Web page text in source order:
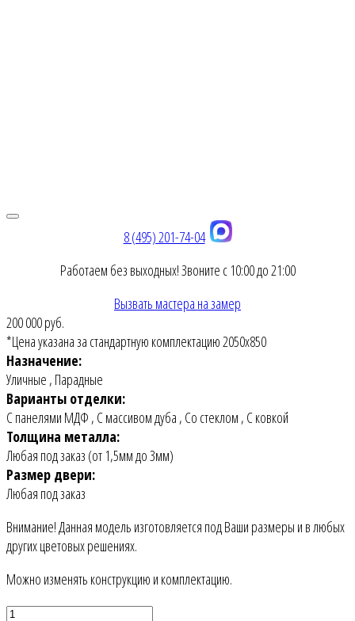
8 (495) 201-74-04
Работаем без выходных! Звоните с 10:00 до 21:00
Вызвать мастера на замер
200 000 руб.
*Цена указана за стандартную комплектацию 2050х850
Назначение:
Уличные , Парадные
Варианты отделки:
С панелями МДФ , С массивом дуба , Со стеклом , С ковкой
Толщина металла:
Любая под заказ (от 1,5мм до 3мм)
Размер двери:
Любая под заказ
Внимание! Данная модель изготовляется под Ваши размеры и в любых
других цветовых решениях.
Можно изменять конструкцию и комплектацию.